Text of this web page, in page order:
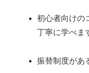
初心者向けの
丁寧に学べま
振替制度があ